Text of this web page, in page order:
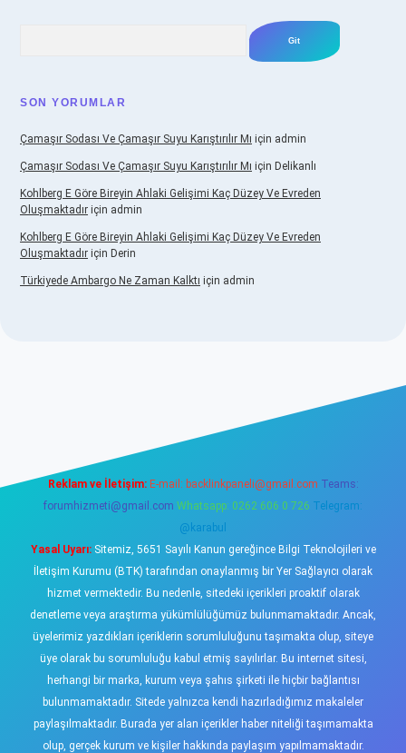
SON YORUMLAR
Çamaşır Sodası Ve Çamaşır Suyu Karıştırılır Mı için admin
Çamaşır Sodası Ve Çamaşır Suyu Karıştırılır Mı için Delikanlı
Kohlberg E Göre Bireyin Ahlaki Gelişimi Kaç Düzey Ve Evreden
Oluşmaktadır için admin
Kohlberg E Göre Bireyin Ahlaki Gelişimi Kaç Düzey Ve Evreden
Oluşmaktadır için Derin
Türkiyede Ambargo Ne Zaman Kalktı için admin
Reklam ve İletişim: E-mail: backlinkpaneli@gmail.com Teams:
forumhizmeti@gmail.com Whatsapp: 0262 606 0 726 Telegram:
@karabul
Yasal Uyarı:Sitemiz, 5651 Sayılı Kanun gereğince Bilgi Teknolojileri ve
İletişim Kurumu (BTK) tarafından onaylanmış bir Yer Sağlayıcı olarak
hizmet vermektedir. Bu nedenle, sitedeki içerikleri proaktif olarak
denetleme veya araştırma yükümlülüğümüz bulunmamaktadır. Ancak,
üyelerimiz yazdıkları içeriklerin sorumluluğunu taşımakta olup, siteye
üye olarak bu sorumluluğu kabul etmiş sayılırlar. Bu internet sitesi,
herhangi bir marka, kurum veya şahıs şirketi ile hiçbir bağlantısı
bulunmamaktadır. Sitede yalnızca kendi hazırladığımız makaleler
paylaşılmaktadır. Burada yer alan içerikler haber niteliği taşımamakta
olup, gerçek kurum ve kişiler hakkında paylaşım yapılmamaktadır.